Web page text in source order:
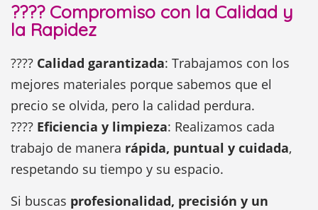
???? Compromiso con la Calidad y
la Rapidez
???? Calidad garantizada: Trabajamos con los
mejores materiales porque sabemos que el
precio se olvida, pero la calidad perdura.
???? Eficiencia y limpieza: Realizamos cada
trabajo de manera rápida, puntual y cuidada,
respetando su tiempo y su espacio.
Si buscas profesionalidad, precisión y un